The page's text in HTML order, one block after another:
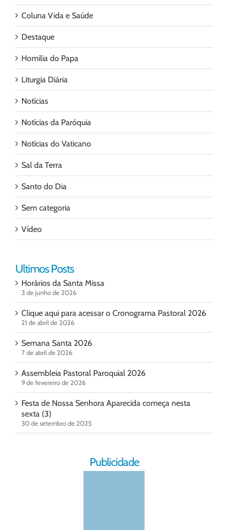
Coluna Vida e Saúde
Destaque
Homilia do Papa
Liturgia Diária
Notícias
Notícias da Paróquia
Notícias do Vaticano
Sal da Terra
Santo do Dia
Sem categoria
Vídeo
Ultimos Posts
Horários da Santa Missa
3 de junho de 2026
Clique aqui para acessar o Cronograma Pastoral 2026
21 de abril de 2026
Semana Santa 2026
7 de abril de 2026
Assembleia Pastoral Paroquial 2026
9 de fevereiro de 2026
Festa de Nossa Senhora Aparecida começa nesta
sexta (3)
30 de setembro de 2025
Publicidade